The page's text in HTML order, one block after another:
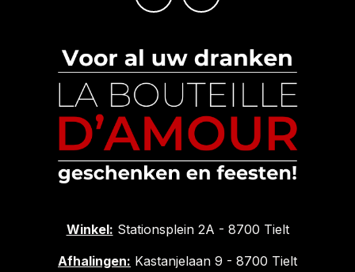
Winkel: Stationsplein 2A - 8700 Tielt
Afhalingen: Kastanjelaan 9 - 8700 Tielt